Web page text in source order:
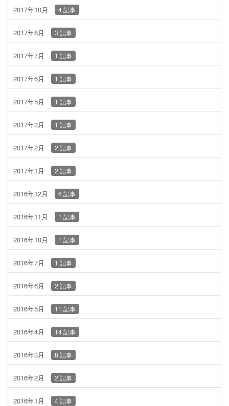
2017年10月 4 記事
2017年8月 3 記事
2017年7月 1 記事
2017年6月 1 記事
2017年5月 1 記事
2017年3月 1 記事
2017年2月 2 記事
2017年1月 2 記事
2016年12月 6 記事
2016年11月 1 記事
2016年10月 1 記事
2016年7月 1 記事
2016年6月 2 記事
2016年5月 11 記事
2016年4月 14 記事
2016年3月 8 記事
2016年2月 2 記事
2016年1月 4 記事